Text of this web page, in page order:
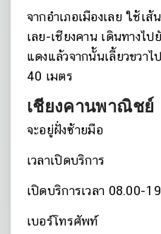
จากอำเภอเมืองเลย ใช้เ
เลย-เชียงคาน เดินทางไป
แดงแล้วจากนั้นเลี้ยวขวา
40 เมตร
เชียงคานพาณิชย์
จะอยู่ฝั่งซ้ายมือ
เวลาเปิดบริการ
เปิดบริการเวลา 08.00-
เบอร์โทรศัพท์